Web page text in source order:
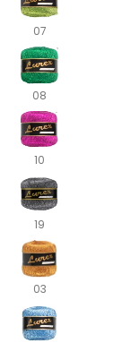
07
08
10
19
03